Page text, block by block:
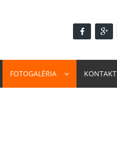
FOTOGALÉRIA KONTAKT